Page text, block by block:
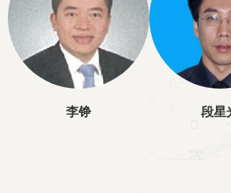
罗发洪 赵兴